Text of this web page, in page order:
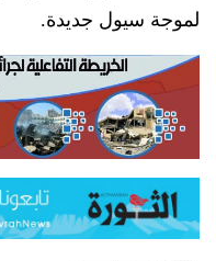
لموجة سيول جديدة.